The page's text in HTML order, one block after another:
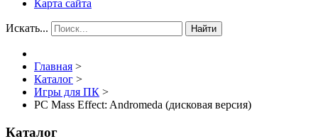
Карта сайта
Искать... Найти
Главная >
Каталог >
Игры для ПК >
PC Mass Effect: Andromeda (дисковая версия)
Каталог